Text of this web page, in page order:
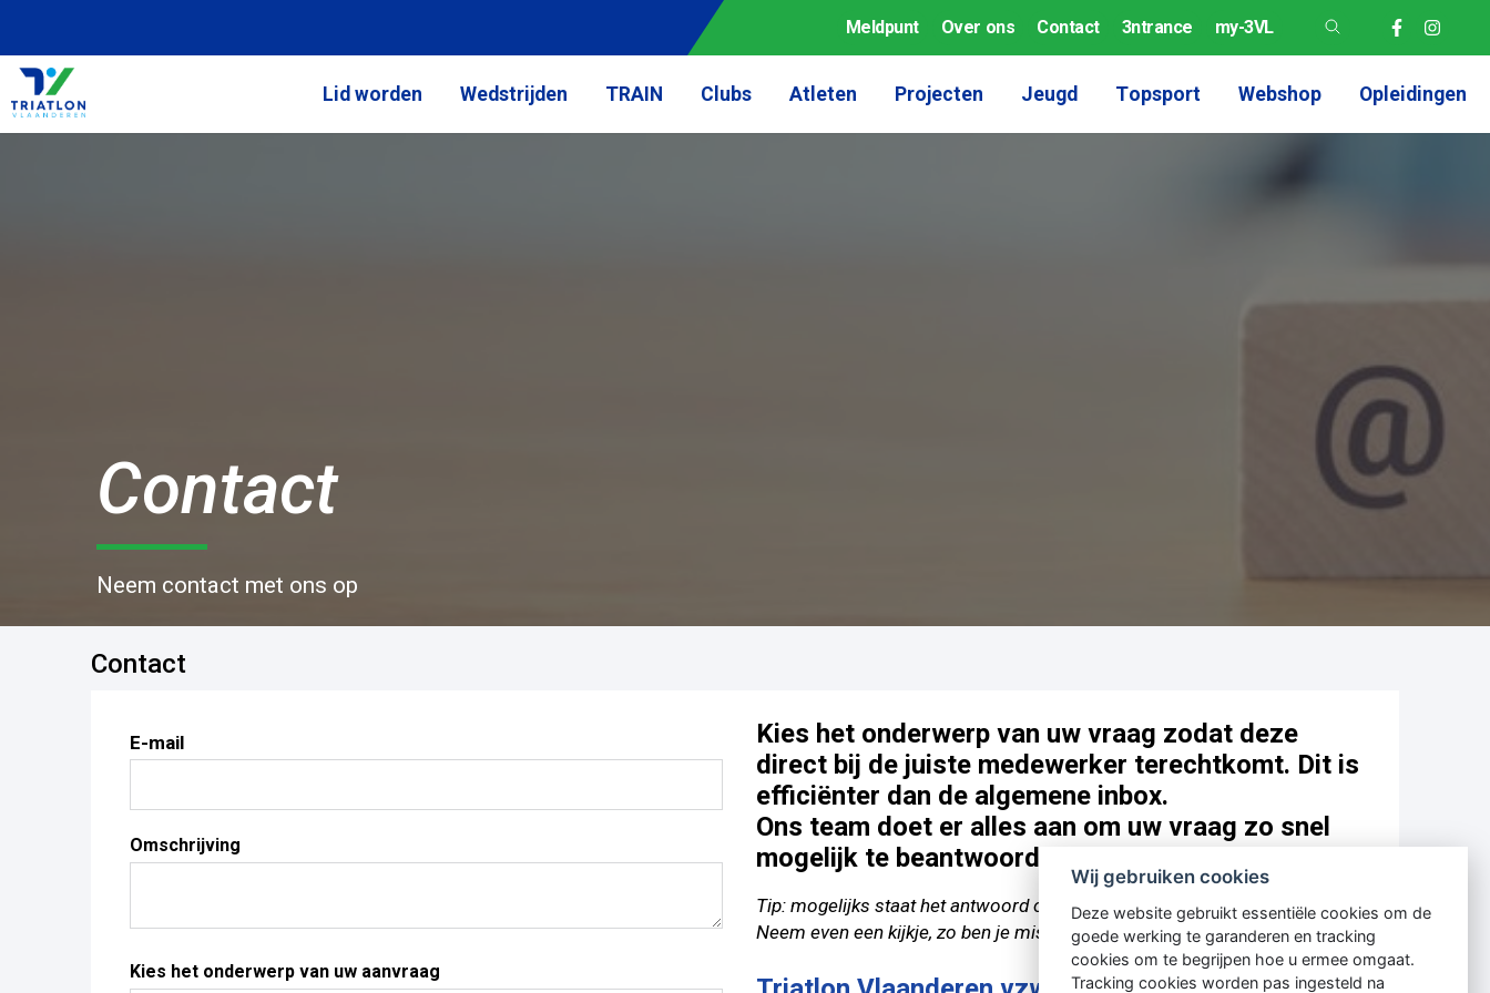
Meldpunt Over ons Contact 3ntrance my-3VL
Lid worden Wedstrijden TRAIN Clubs Atleten Projecten Jeugd Topsport Webshop Opleidingen
Contact
Neem contact met ons op
Contact
E-mail
Omschrijving
Kies het onderwerp van uw aanvraag
Kies het onderwerp van uw vraag zodat deze
direct bij de juiste medewerker terechtkomt. Dit is
efficiënter dan de algemene inbox.
Ons team doet er alles aan om uw vraag zo snel
mogelijk te beantwoorden.
Tip: mogelijks staat het antwoord op jouw vraag al in onze "FAQ" hieronder.
Neem even een kijkje, zo ben je misschien direct geholpen.
Wij gebruiken cookies
Deze website gebruikt essentiële cookies om de
goede werking te garanderen en tracking
cookies om te begrijpen hoe u ermee omgaat.
Tracking cookies worden pas ingesteld na